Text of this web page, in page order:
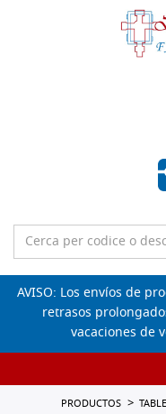
AVISO: Los envíos de
retrasos
vacaciones de
PRODUCTOS